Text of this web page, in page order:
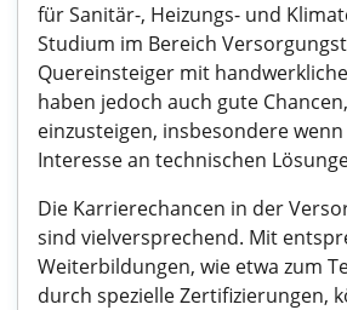
für Sanitär-, Heizungs- und
Studium im Bereich
Quereinsteiger mit
haben jedoch auch gute
einzusteigen, insbesondere
Interesse an technischen
Die Karrierechancen in der
sind vielversprechend. Mit
Weiterbildungen, wie etwa zum
durch spezielle Zertifizierungen,